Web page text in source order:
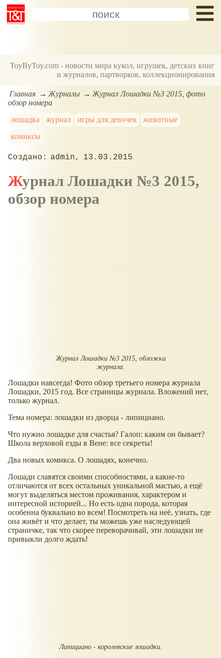
ToyByToy.com - новости мира кукол, игрушек, детских книг
и журналов, партворков, коллекционирования
Главная Журналы
Журнал Лошадки №3 2015, фото
обзор номера
лошадка
журнал игры для девочек
животные
комиксы
admin 13.03.2015
Журнал Лошадки №3 2015,
обзор номера
Журнал Лошадки №3 2015, обложка
журнала.
Лошадки навсегда! Фото обзор третьего номера журнала
Лошадки, 2015 год. Все страницы журнала. Вложений нет,
только журнал.
Тема номера: лошадки из дворца - липициано.
Что нужно лошадке для счастья? Галоп: каким он бывает?
Школа верховой езды в Вене: все секреты!
Два новых комикса. О лошадях, конечно.
Лошади славятся своими способностями, а какие-то
отличаются от всех остальных уникальной мастью, а ещё
могут выделяться местом проживания, характером и
интересной историей... Но есть одна порода, которая
особенна буквально во всем! Посмотреть на неё, узнать, где
она живёт и что делает, ты можешь уже наследующей
страничке, так что скорее переворачивай, эти лошадки не
привыкли долго ждать!
Липициано - королевские лошадки.